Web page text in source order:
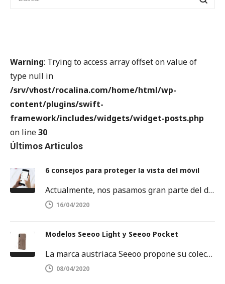
Warning: Trying to access array offset on value of
type null in
/srv/vhost/rocalina.com/home/html/wp-
content/plugins/swift-
framework/includes/widgets/widget-posts.php
on line30
Últimos Articulos
6 consejos para proteger la vista del móvil
Actualmente, nos pasamos gran parte del día delante de una pantalla. Sobre todo, frente a la pantalla del móvil o…
16/04/2020
Modelos Seeoo Light y Seeoo Pocket
La marca austriaca Seeoo propone su colección de binóculos ligeros, disponibles tanto para hombres como para mujeres. SEEOO Light para…
08/04/2020